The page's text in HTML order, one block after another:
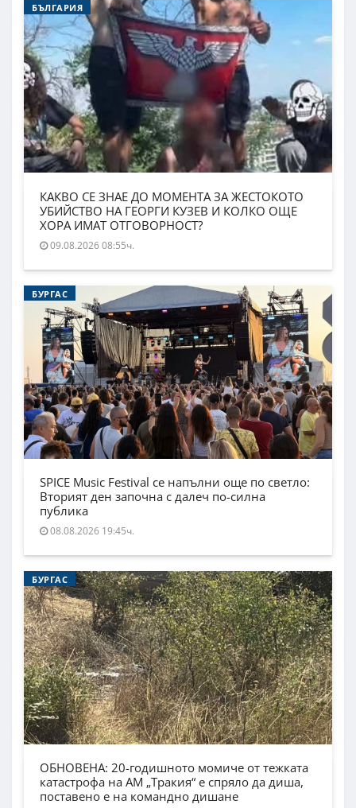
БЪЛГАРИЯ
КАКВО СЕ ЗНАЕ ДО МОМЕНТА ЗА ЖЕСТОКОТО
УБИЙСТВО НА ГЕОРГИ КУЗЕВ И КОЛКО ОЩЕ
ХОРА ИМАТ ОТГОВОРНОСТ?
09.08.2026 08:55ч.
БУРГАС
SPICE Music Festival се напълни още по светло:
Вторият ден започна с далеч по-силна
публика
08.08.2026 19:45ч.
БУРГАС
ОБНОВЕНА: 20-годишното момиче от тежката
катастрофа на АМ „Тракия“ е спряло да диша,
поставено е на командно дишане